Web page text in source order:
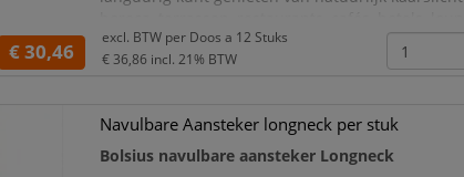
evenementenlocaties.
De dieprode kleu
€ 30,46
excl. BTW per Doos a 12 Stuks
€ 36,86 incl. 21% BTW
Navulbare Aansteker longneck per stuk
Bolsius navulbare aansteker Longneck